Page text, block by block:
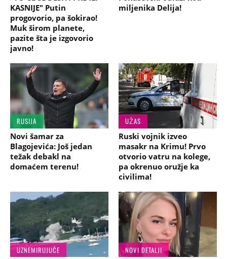
KASNIJE" Putin
progovorio, pa šokirao!
Muk širom planete,
pazite šta je izgovorio
javno!
miljenika Delija!
RUSIJA
Novi šamar za
Blagojevića: Još jedan
težak debakl na
domaćem terenu!
UŽAS
Ruski vojnik izveo
masakr na Krimu! Prvo
otvorio vatru na kolege,
pa okrenuo oružje ka
civilima!
UZNEMIRUJUĆE
NOVI DETALJI